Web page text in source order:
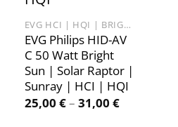
EVG HCI | HQI | BRIGHT SUN
EVG Philips HID-AV
C 50 Watt Bright
Sun | Solar Raptor |
Sunray | HCI | HQI
25,00 €– 31,00 €